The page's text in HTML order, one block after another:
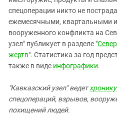
спецоперации никто не
ежемесячными, квартальными
вооруженного конфликта на
узел" публикует в разделе "
жертв". Статистика за год
также в виде инфографики.
"Кавказский узел" ведетхронику
спецопераций, взрывов,
похищений людей.